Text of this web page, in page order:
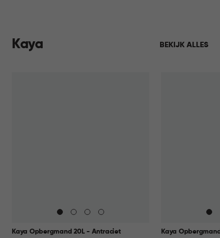
Kaya BEKIJK ALLES
Kaya Opbergmand 20L - Antraciet Kaya